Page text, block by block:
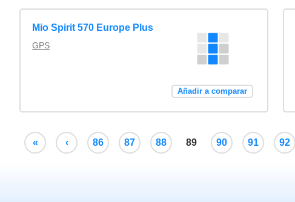
Mio Spirit 570 Europe Plus
GPS
Añadir a comparar
« ‹ 86 87 88 89 90 91 92